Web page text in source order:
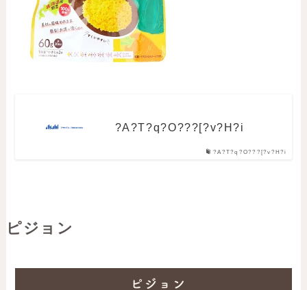
?A?T?q?O???[?v?H?i
?A?T?q?O???[?v?H?i
ピジョン